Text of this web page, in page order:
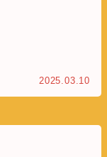
2025.03.10